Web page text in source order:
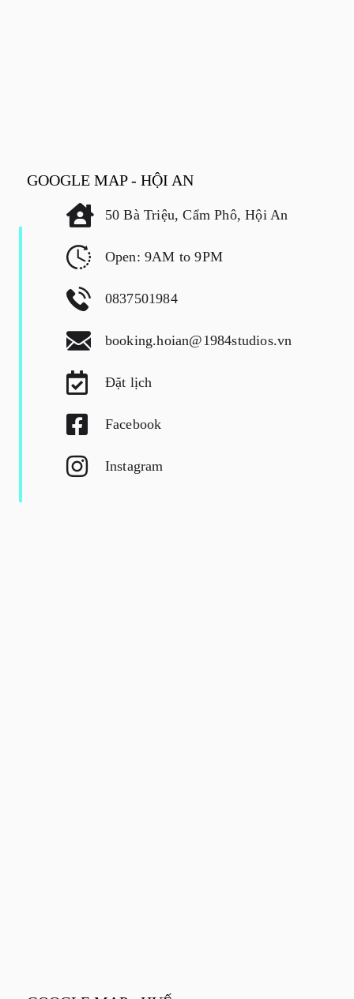
GOOGLE MAP - HỘI AN
50 Bà Triệu, Cẩm Phô, Hội An
Open: 9AM to 9PM
0837501984
booking.hoian@1984studios.vn
Đặt lịch
Facebook
Instagram